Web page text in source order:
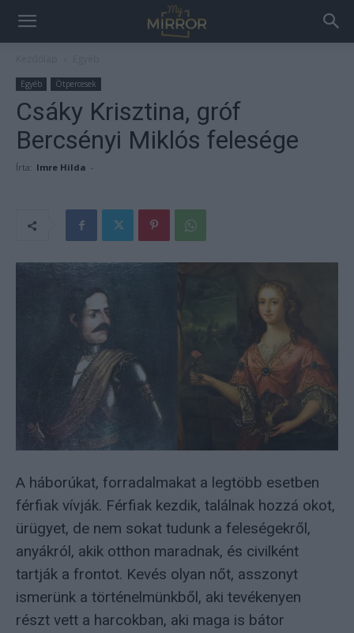
Egyéb Ötpercesek
Csáky Krisztina, gróf
Bercsényi Miklós felesége
Írta: Imre Hilda -
A háborúkat, forradalmakat a legtöbb esetben
férfiak vívják. Férfiak kezdik, találnak hozzá okot,
ürügyet, de nem sokat tudunk a feleségekről,
anyákról, akik otthon maradnak, és civilként
tartják a frontot. Kevés olyan nőt, asszonyt
ismerünk a történelmünkből, aki tevékenyen
részt vett a harcokban, aki maga is bátor